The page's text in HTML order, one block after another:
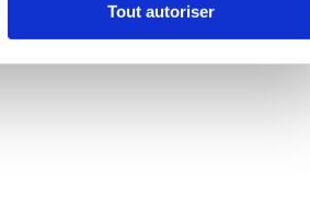
Tout autoriser